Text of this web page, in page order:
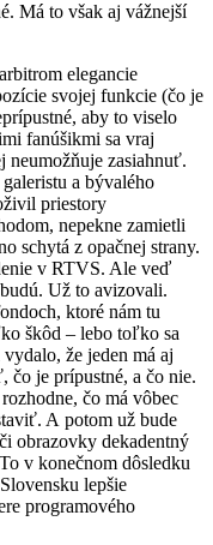
Má to však aj vážnejší
elegancie
svojej funkcie (čo je
aby to viselo
fanúšikmi sa vraj
neumožňuje zasiahnuť.
a bývalého
priestory
nepekne zamietli
schytá z opačnej strany.
v RTVS. Ale veď
Už to avizovali.
ktoré nám tu
škôd – lebo toľko sa
že jeden má aj
čo je prípustné, a čo nie.
čo má vôbec
A potom už bude
obrazovky dekadentný
v konečnom dôsledku
lepšie
programového